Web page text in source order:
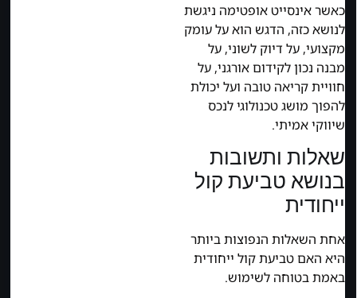
כאשר אינסייט אופטימה ניגשת
לנושא כזה, הדגש הוא על עומק
מקצועי, על דיוק לשוני, על
מבנה נכון לקידום אורגני, על
חוויית קריאה טובה ועל יכולת
להפוך מושג טכנולוגי לנכס
שיווקי אמיתי.
שאלות ותשובות
בנושא טביעת קול
ייחודית
אחת השאלות הנפוצות ביותר
היא האם טביעת קול ייחודית
באמת בטוחה לשימוש.